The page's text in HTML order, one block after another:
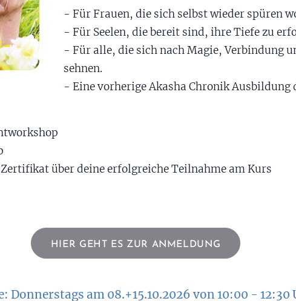
- Für Frauen, die sich selbst wieder spüren
- Für Seelen, die bereit sind, ihre Tiefe zu
- Für alle, die sich nach Magie, Verbindung
sehnen.
- Eine vorherige Akasha Chronik Ausbildung
über deine erfolgreiche Teilnahme am Kurs
HIER GEHT ES ZUR ANMELDUNG
Donnerstags am 08.+15.10.2026 von 10:00 - 12:30